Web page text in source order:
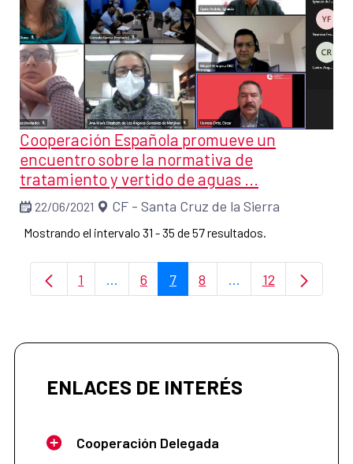
Cooperación Española promueve un
encuentro sobre la normativa de
tratamiento y vertido de aguas ...
22/06/2021 CF - Santa Cruz de la Sierra
Mostrando el intervalo 31 - 35 de 57 resultados.
Página
1 ...Páginas intermedias Use TAB para
Página
6 Página
7 Página
8 ...PáginasPágina
12
ENLACES DE INTERÉS
Cooperación Delegada